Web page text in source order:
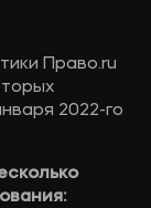
Право.ru
2022-го